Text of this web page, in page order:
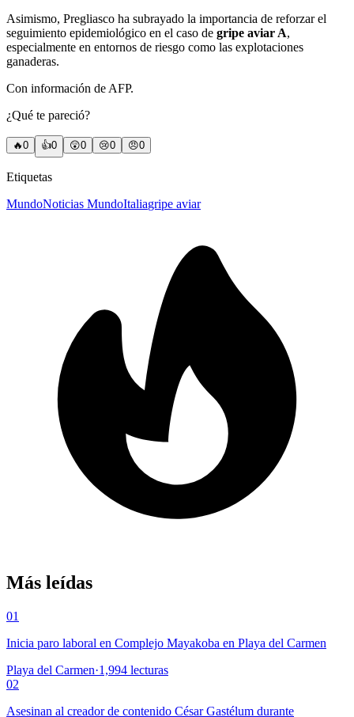
Asimismo, Pregliasco ha subrayado la importancia de reforzar el
seguimiento epidemiológico en el caso de gripe aviar A,
especialmente en entornos de riesgo como las explotaciones
ganaderas.
Con información de AFP.
¿Qué te pareció?
🔥0 👍0 😲0 😢0 😠0
Etiquetas
MundoNoticias MundoItaliagripe aviar
Más leídas
01
Inicia paro laboral en Complejo Mayakoba en Playa del Carmen
Playa del Carmen·1,994 lecturas
02
Asesinan al creador de contenido César Gastélum durante